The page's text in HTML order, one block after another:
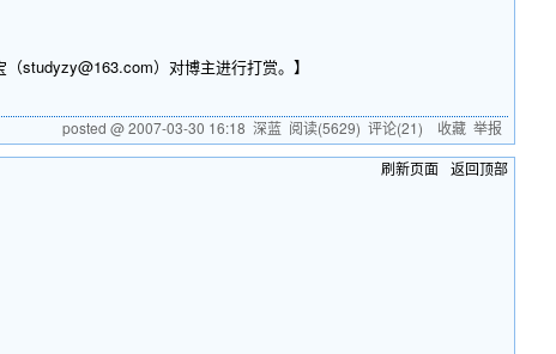
studyzy@163.com）对博主进行打赏。】
posted @2007-03-30 16:18 深蓝 阅读(5629) 评论(21) 收藏 举报
刷新页面
返回顶部